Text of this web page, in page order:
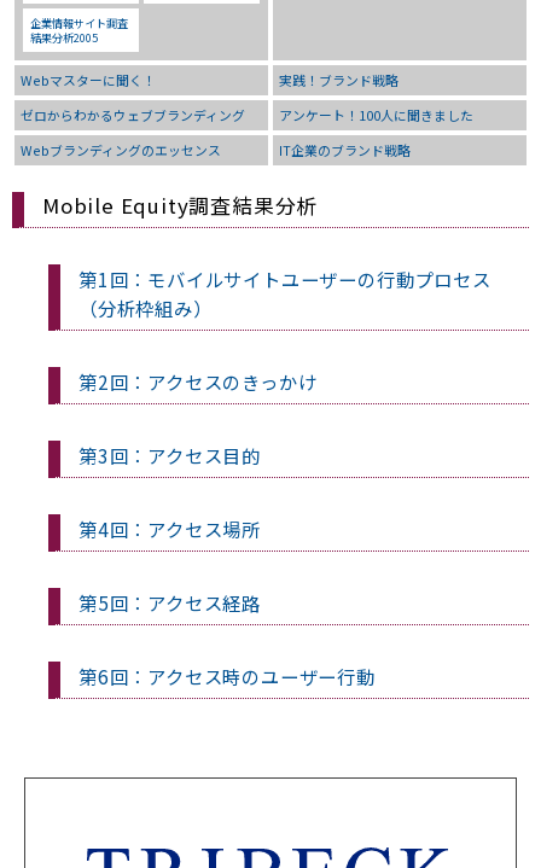
企業情報サイト調査
結果分析2005
Webマスターに聞く！
実践！ブランド戦略
ゼロからわかるウェブブランディング
アンケート！100人に聞きました
Webブランディングのエッセンス
IT企業のブランド戦略
Mobile Equity調査結果分析
第1回：モバイルサイトユーザーの行動プロセス
（分析枠組み）
第2回：アクセスのきっかけ
第3回：アクセス目的
第4回：アクセス場所
第5回：アクセス経路
第6回：アクセス時のユーザー行動